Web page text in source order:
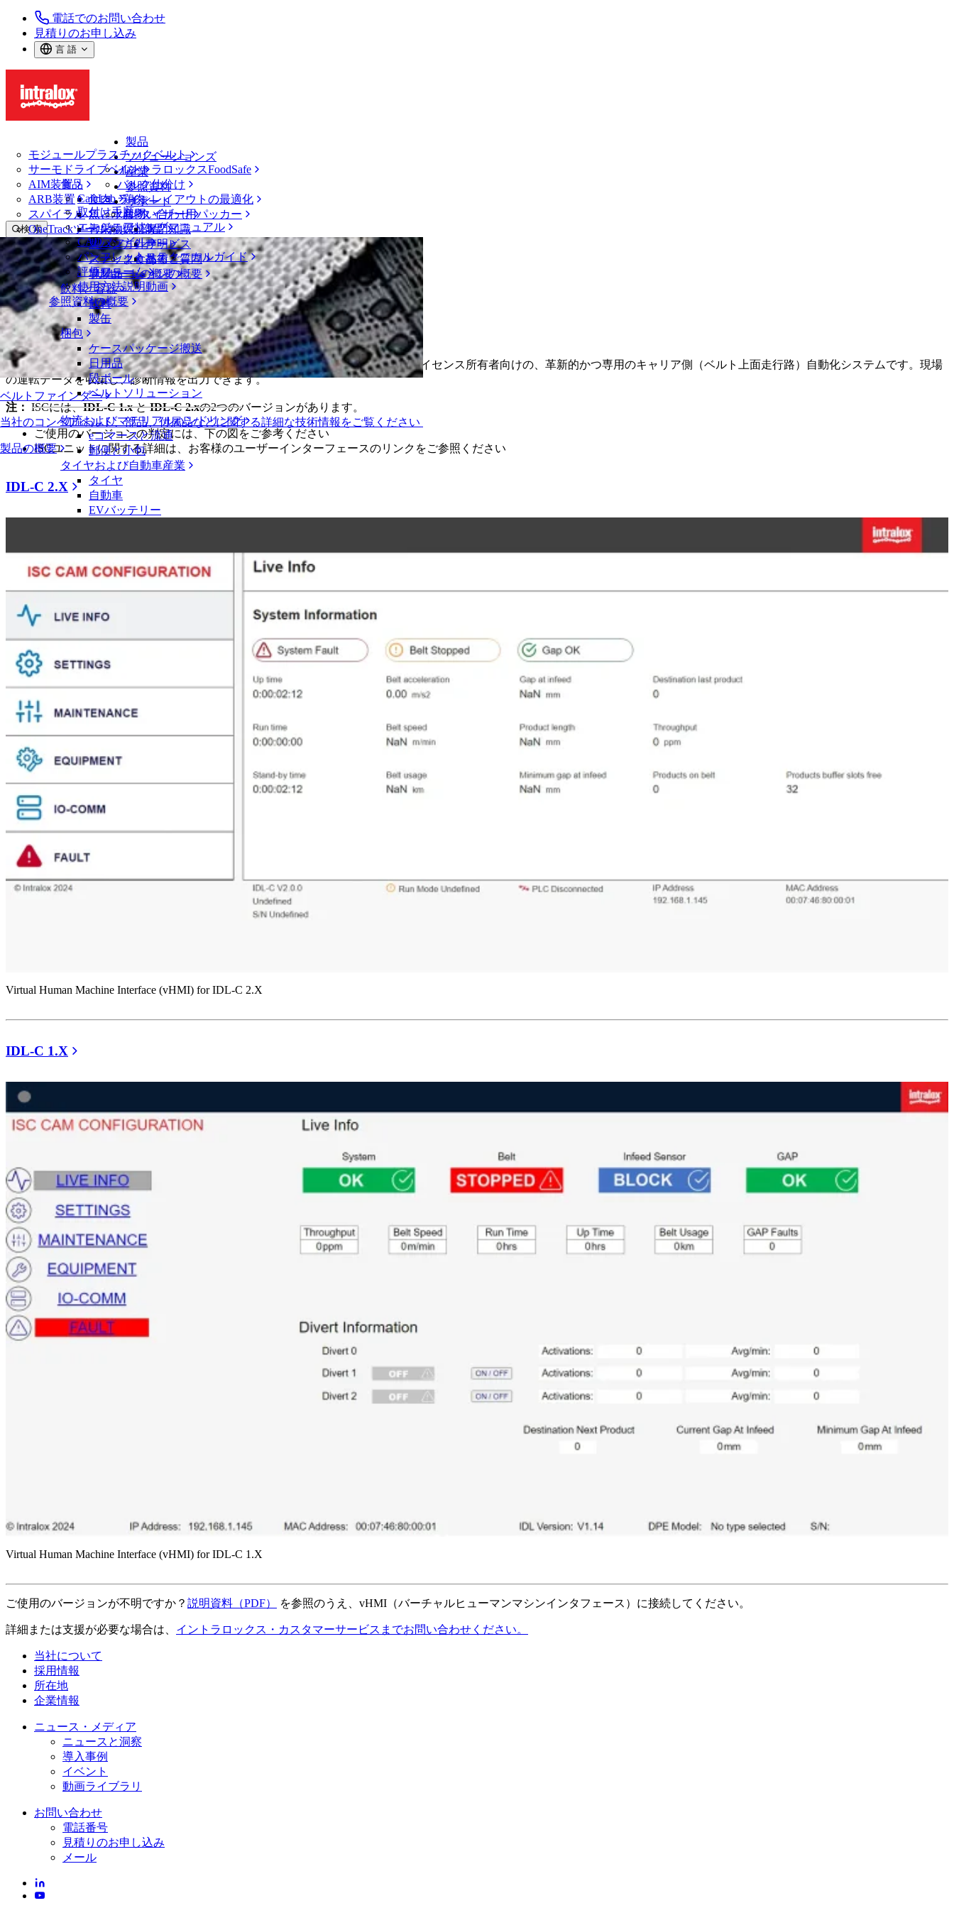
電話でのお問い合わせ
見積りのお申し込み
言 語
製品
モジュールプラスチックベルト
サーモドライブベルト
AIM装置
ARB装置
スパイラル
OneTrackツールおよび部品
ベルトファインダー
当社のコンベアベルト、部品、付属品などに関する詳細な技術情報をご覧ください
製品の概要
ソリューションズ
イントラロックスFoodSafe
バルク仕分け
ラインレイアウトの最適化
パレタイザー用パッカー
専門知識
サービス
技術
ソリューションの概要
産業
食品
食肉、鶏肉
魚と水産物
青果物
製パン
スナック食品
乳製品
飲料と容器
飲料
製缶
梱包
ケースパッケージ搬送
日用品
段ボール
ベルトソリューション
物流およびマテリアルハンドリング
eコマースと流通
郵便と小包
タイヤおよび自動車産業
タイヤ
自動車
EVバッテリー
参照資料
CalcLab
取付け手順
エンジニアリングマニュアル
CADファイル
パンフレット・テクニカルガイド
評価フォーム
使用方法説明動画
参照資料の概要
サポート
お問い合わせ
保証
方針声明
よくあるご質問
サポートの概要
検 索
メニューを開く
イントラロックス・スマートキャリーウェイ
IDL-C v2.x
IDL-C 1.X
イントラロックス・スマートキャリーウェイ
イントラロックス・スマートキャリーウェイ（ISC）は、機器の部品（DPE）とライセンス所有者向けの、革新的かつ専用のキャリア側（ベルト上面走行路）自動化システムです。現場
の運転データを収集し、診断情報を出力できます。
注： ISCには、IDL-C 1.xとIDL-C 2.xの2つのバージョンがあります。
ご使用のバージョンの判定には、下の図をご参考ください
ISCユニットに関する詳細は、お客様のユーザーインターフェースのリンクをご参照ください
IDL-C 2.X
Virtual Human Machine Interface (vHMI) for IDL-C 2.X
IDL-C 1.X
Virtual Human Machine Interface (vHMI) for IDL-C 1.X
ご使用のバージョンが不明ですか？ 説明資料（PDF） を参照のうえ、vHMI（バーチャルヒューマンマシンインタフェース）に接続してください。
詳細または支援が必要な場合は、 イントラロックス・カスタマーサービスまでお問い合わせください。
当社について
採用情報
所在地
企業情報
ニュース・メディア
ニュースと洞察
導入事例
イベント
動画ライブラリ
お問い合わせ
電話番号
見積りのお申し込み
メール